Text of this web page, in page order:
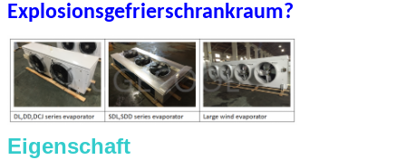
Explosionsgefrierschrankraum?
Eigenschaft